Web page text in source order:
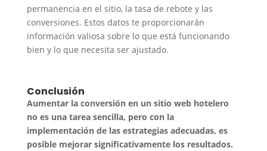
permanencia en el sitio, la tasa de rebote y las
conversiones. Estos datos te proporcionarán
información valiosa sobre lo que está funcionando
bien y lo que necesita ser ajustado.
Conclusión
Aumentar la conversión en un sitio web hotelero
no es una tarea sencilla, pero con la
implementación de las estrategias adecuadas, es
posible mejorar significativamente los resultados.